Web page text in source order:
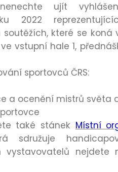
ujít
2022
které se koná
vstupní hale 1,
sportovců ČRS:
a ocenění mistrů světa
také stánek Místní
sdružuje
vystavovatelů nejdete